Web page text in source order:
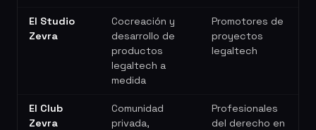
El Studio
Zevra
Cocreación y
desarrollo de
productos
legaltech a
medida
Promotores de
proyectos
legaltech
El Club
Zevra
Comunidad
privada,
Profesionales
del derecho en